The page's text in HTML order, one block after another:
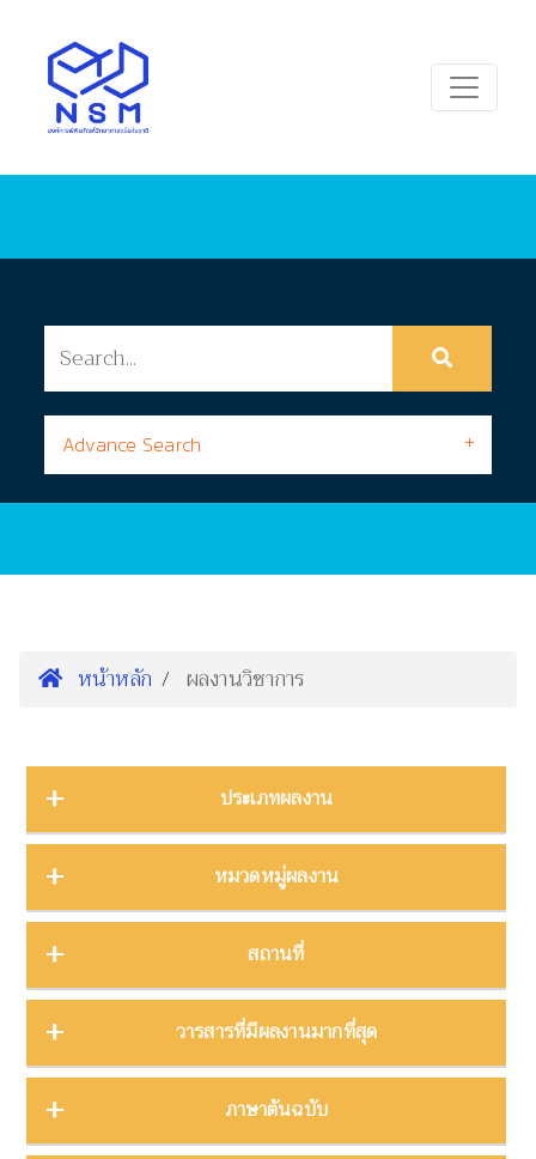
Advance Search
หน้าหลัก ผลงานวิชาการ
ประเภทผลงาน
การนำเสนองานประชุมวิชาการ
ต้นฉบับ
1
บทความ
บทความในหนังสือ
บทคัดย่องานประชุมวิชาการ
23
โปสเตอร์งานประชุมวิชาการ
หมวดหมู่ผลงาน
การจัดการความรู้
การจัดการพิพิธภัณฑ์
8
การศึกษาพิพิธภัณฑ์
ด้านสังคมศาสตร์
สถานที่
ภาคกลาง
ภาคตะวันตก
11
ภาคตะวันออก
วารสารที่มีผลงานมากที่สุด
Zootaxa
12
ภาษาต้นฉบับ